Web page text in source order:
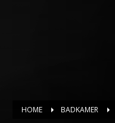
HOME BADKAMER